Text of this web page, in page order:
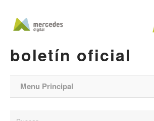
boletín oficial
Menu Principal